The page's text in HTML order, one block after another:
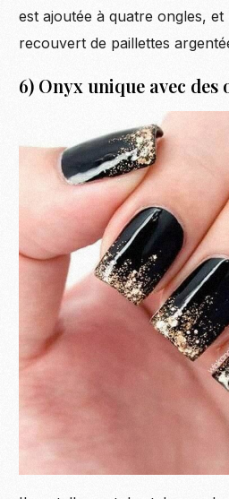
est ajoutée à quatre ongles,
recouvert de paillettes
6) Onyx unique avec des